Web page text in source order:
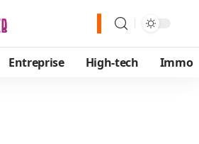
Entreprise High-tech Immo